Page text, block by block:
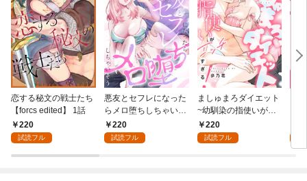
恋する秘文の戦士たち
【forcs edited】 1話
220
試読フル
悪友とセフレになった
らメロ堕ちしちゃいそ
う(1)
220
試読フル
ましゅまろダイエット
~幼馴染の指使いがエ
ッチすぎる！~(1)
220
試読フル